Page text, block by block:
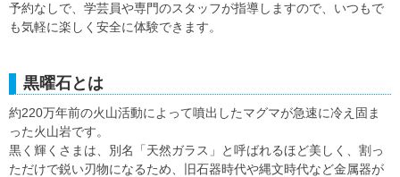
予約なしで、学芸員や専門のスタッフが指導しますので、いつもで
も気軽に楽しく安全に体験できます。
黒曜石とは
約220万年前の火山活動によって噴出したマグマが急速に冷え固ま
った火山岩です。
黒く輝くさまは、別名「天然ガラス」と呼ばれるほど美しく、割っ
ただけで鋭い刃物になるため、旧石器時代や縄文時代など金属器が